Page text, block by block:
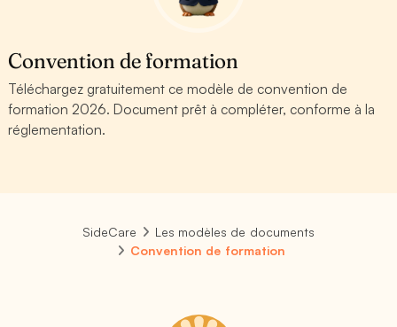
Convention de formation
Téléchargez gratuitement ce modèle de convention de
formation 2026. Document prêt à compléter, conforme à la
réglementation.
SideCare
Les modèles de documents
Convention de formation